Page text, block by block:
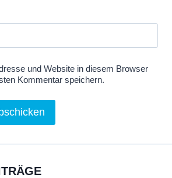
und Website in diesem Browser
Kommentar speichern.